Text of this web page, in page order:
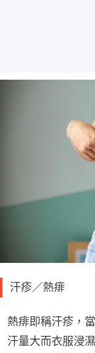
汗疹／熱痱
熱痱即稱汗疹，
汗量大而衣服浸